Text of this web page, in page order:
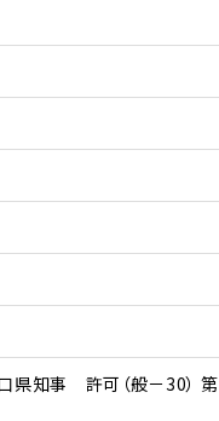
知事 許可（般－30） 第